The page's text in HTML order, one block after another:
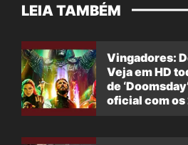
LEIA TAMBÉM
Vingadores:
Veja em HD
de
oficial com os